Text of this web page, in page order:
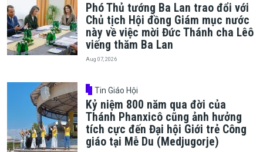
Phó Thủ tướng Ba Lan trao đổi với
Chủ tịch Hội đồng Giám mục nước
này về việc mời Đức Thánh cha Lêô
viếng thăm Ba Lan
Aug 07, 2026
Tin Giáo Hội
Kỷ niệm 800 năm qua đời của
Thánh Phanxicô cũng ảnh hưởng
tích cực đến Đại hội Giới trẻ Công
giáo tại Mễ Du (Medjugorje)